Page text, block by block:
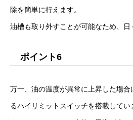
除を簡単に行えます。
油槽も取り外すことが可能なため、日
ポイント6
万一、油の温度が異常に上昇した場
るハイリミットスイッチを搭載してい